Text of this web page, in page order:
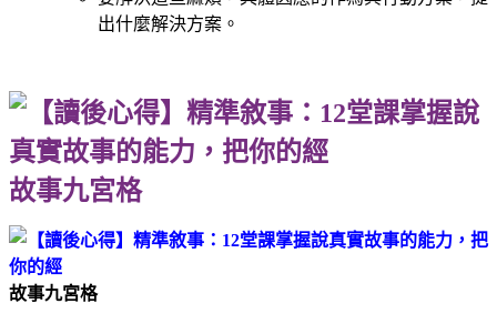
出什麼解決方案。
故事九宮格
故事九宮格